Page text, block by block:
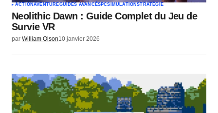
ACTIONAVENTUREGUIDES AVANCÉS PCSIMULATIONSTRATÉGIE
Neolithic Dawn : Guide Complet du Jeu de
Survie VR
par William Olson10 janvier 2026